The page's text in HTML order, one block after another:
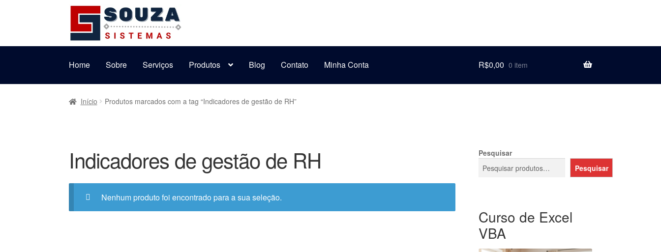
Pular
para
navegação
Pular
para
o
conteúdo
Home
Sobre Serviços Produtos Blog Contato Minha Conta R$0,00 0 item
Início Produtos marcados com a tag “Indicadores de gestão de RH”
Indicadores de gestão de RH
Nenhum produto foi encontrado para a sua seleção.
Pesquisar
Pesquisar
Curso de Excel
VBA